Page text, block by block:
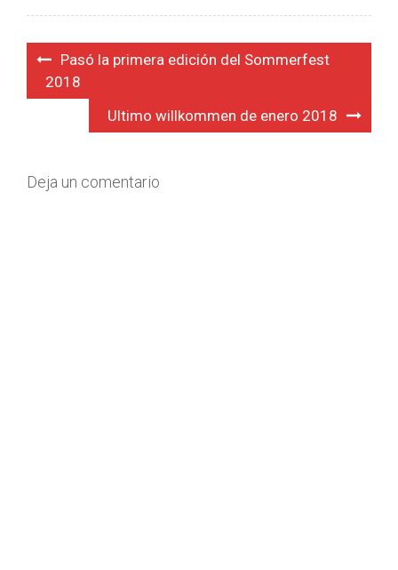
Navegación
Pasó la primera edición del Sommerfest
2018
Ultimo willkommen de enero 2018
Deja un comentario